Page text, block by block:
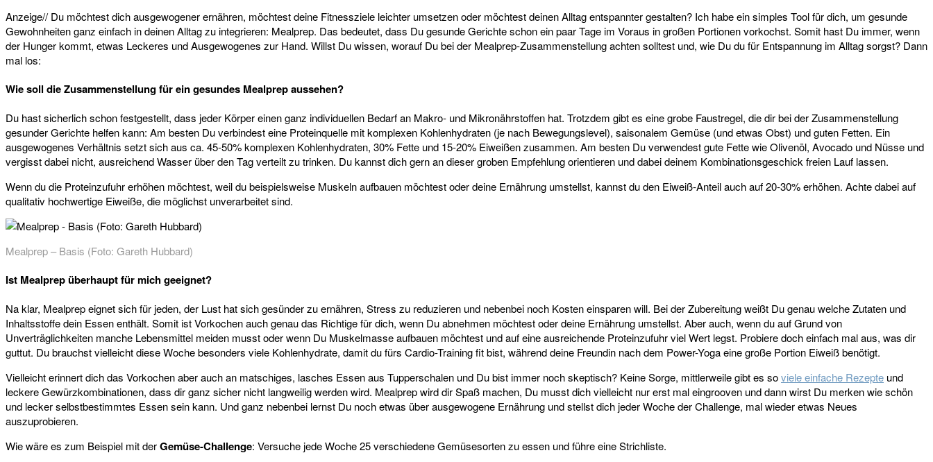
Anzeige// Du möchtest dich ausgewogener ernähren, möchtest deine Fitnessziele leichter umsetzen oder möchtest deinen Alltag entspannter gestalten? Ich habe ein simples Tool für dich, um gesunde
Gewohnheiten ganz einfach in deinen Alltag zu integrieren: Mealprep. Das bedeutet, dass Du gesunde Gerichte schon ein paar Tage im Voraus in großen Portionen vorkochst. Somit hast Du immer, wenn
der Hunger kommt, etwas Leckeres und Ausgewogenes zur Hand. Willst Du wissen, worauf Du bei der Mealprep-Zusammenstellung achten solltest und, wie Du du für Entspannung im Alltag sorgst? Dann
mal los:
Wie soll die Zusammenstellung für ein gesundes Mealprep aussehen?
Du hast sicherlich schon festgestellt, dass jeder Körper einen ganz individuellen Bedarf an Makro- und Mikronährstoffen hat. Trotzdem gibt es eine grobe Faustregel, die dir bei der Zusammenstellung
gesunder Gerichte helfen kann: Am besten Du verbindest eine Proteinquelle mit komplexen Kohlenhydraten (je nach Bewegungslevel), saisonalem Gemüse (und etwas Obst) und guten Fetten. Ein
ausgewogenes Verhältnis setzt sich aus ca. 45-50% komplexen Kohlenhydraten, 30% Fette und 15-20% Eiweißen zusammen. Am besten Du verwendest gute Fette wie Olivenöl, Avocado und Nüsse und
vergisst dabei nicht, ausreichend Wasser über den Tag verteilt zu trinken. Du kannst dich gern an dieser groben Empfehlung orientieren und dabei deinem Kombinationsgeschick freien Lauf lassen.
Wenn du die Proteinzufuhr erhöhen möchtest, weil du beispielsweise Muskeln aufbauen möchtest oder deine Ernährung umstellst, kannst du den Eiweiß-Anteil auch auf 20-30% erhöhen. Achte dabei auf
qualitativ hochwertige Eiweiße, die möglichst unverarbeitet sind.
Mealprep – Basis (Foto: Gareth Hubbard)
Ist Mealprep überhaupt für mich geeignet?
Na klar, Mealprep eignet sich für jeden, der Lust hat sich gesünder zu ernähren, Stress zu reduzieren und nebenbei noch Kosten einsparen will. Bei der Zubereitung weißt Du genau welche Zutaten und
Inhaltsstoffe dein Essen enthält. Somit ist Vorkochen auch genau das Richtige für dich, wenn Du abnehmen möchtest oder deine Ernährung umstellst. Aber auch, wenn du auf Grund von
Unverträglichkeiten manche Lebensmittel meiden musst oder wenn Du Muskelmasse aufbauen möchtest und auf eine ausreichende Proteinzufuhr viel Wert legst. Probiere doch einfach mal aus, was dir
guttut. Du brauchst vielleicht diese Woche besonders viele Kohlenhydrate, damit du fürs Cardio-Training fit bist, während deine Freundin nach dem Power-Yoga eine große Portion Eiweiß benötigt.
Vielleicht erinnert dich das Vorkochen aber auch an matschiges, lasches Essen aus Tupperschalen und Du bist immer noch skeptisch? Keine Sorge, mittlerweile gibt es soviele einfache Rezepte und
leckere Gewürzkombinationen, dass dir ganz sicher nicht langweilig werden wird. Mealprep wird dir Spaß machen, Du musst dich vielleicht nur erst mal eingrooven und dann wirst Du merken wie schön
und lecker selbstbestimmtes Essen sein kann. Und ganz nebenbei lernst Du noch etwas über ausgewogene Ernährung und stellst dich jeder Woche der Challenge, mal wieder etwas Neues
auszuprobieren.
Wie wäre es zum Beispiel mit derGemüse-Challenge: Versuche jede Woche 25 verschiedene Gemüsesorten zu essen und führe eine Strichliste.